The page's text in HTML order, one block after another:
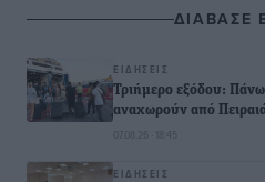
ΔΙΑΒΑΣΕ
ΕΙΔΉΣΕΙΣ
Τριήμερο εξόδου:
αναχωρούν από
07.08.26 · 18:45
ΕΙΔΉΣΕΙΣ